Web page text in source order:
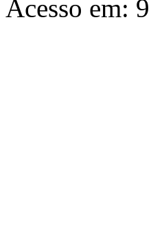
Acesso em: